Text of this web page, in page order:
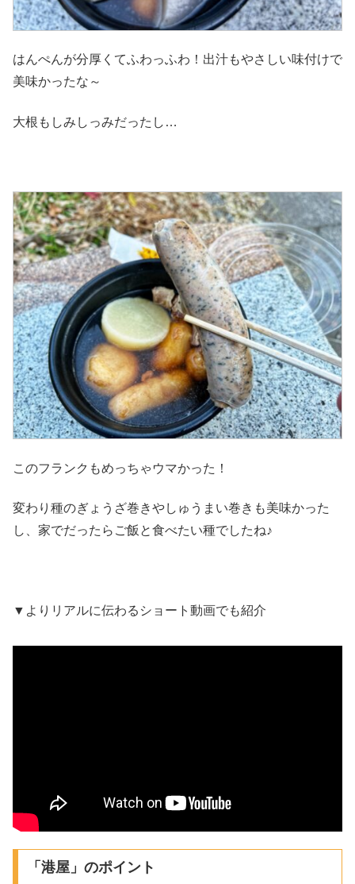
はんぺんが分厚くてふわっふわ！出汁もやさしい味付けで
美味かったな～
大根もしみしっみだったし…
このフランクもめっちゃウマかった！
変わり種のぎょうざ巻きやしゅうまい巻きも美味かった
し、家でだったらご飯と食べたい種でしたね♪
▼よりリアルに伝わるショート動画でも紹介
「港屋」のポイント